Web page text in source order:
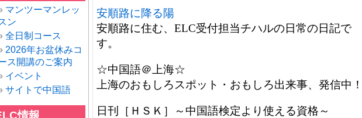
マンツーマンレッ
ン
全日制コース
2026年お盆休みコ
ス開講のご案内
イベント
サイトで中国語
情報
安順路に降る陽
安順路に住む、ELC受付担当チハルの日常の日記で
す。
☆中国語＠上海☆
上海のおもしろスポット・おもしろ出来事、発信中！
日刊［ＨＳＫ］～中国語検定より使える資格～